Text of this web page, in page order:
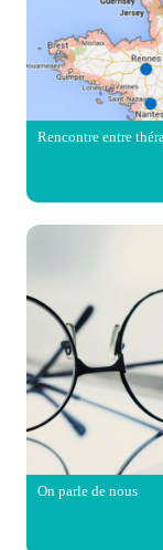
Rencontre entre
On parle de nous